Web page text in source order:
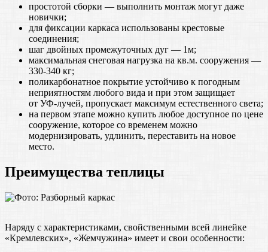
простотой сборки — выполнить монтаж могут даже
новички;
для фиксации каркаса использованы крестовые
соединения;
шаг двойных промежуточных дуг — 1м;
максимальная снеговая нагрузка на кв.м. сооружения —
330-340 кг;
поликарбонатное покрытие устойчиво к погодным
неприятностям любого вида и при этом защищает
от УФ-лучей, пропускает максимум естественного света;
на первом этапе можно купить любое доступное по цене
сооружение, которое со временем можно
модернизировать, удлинить, переставить на новое
место.
Преимущества теплицы
Наряду с характеристиками, свойственными всей линейке
«Кремлевских», «Жемчужина» имеет и свои особенности: